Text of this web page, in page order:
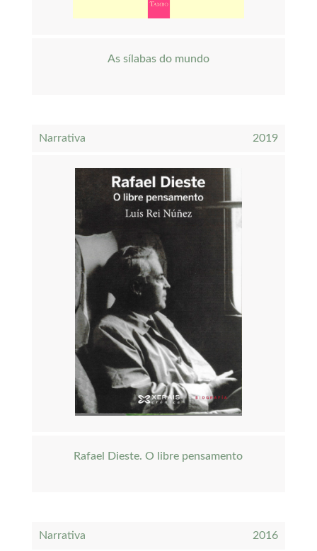
As sílabas do mundo
Narrativa 2019
Rafael Dieste. O libre pensamento
Narrativa 2016